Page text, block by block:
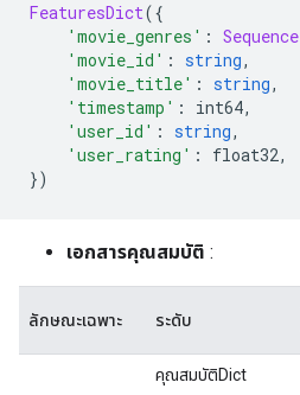
FeaturesDict({
'movie_genres' : Sequence
'movie_id' : string,
'movie_title' : string,
'timestamp' : int64,
'user_id' : string,
'user_rating' : float32,
})
เอกสารคุณสมบัติ :
ลักษณะเฉพาะ ระดับ
คุณสมบัติDict